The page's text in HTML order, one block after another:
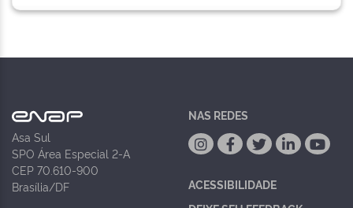
Asa Sul
SPO Área Especial 2-A
CEP 70.610-900
Brasília/DF
NAS REDES
ACESSIBILIDADE